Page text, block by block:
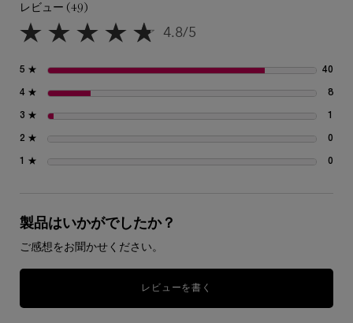
レビュー (49)
5星中4.8。 4.8/5
5 ★ 40
4 ★ 8
3 ★ 1
2 ★ 0
1 ★ 0
製品はいかがでしたか？
ご感想をお聞かせください。
レビューを書く